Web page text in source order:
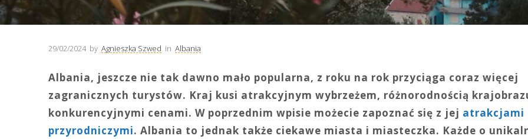
29/02/2024 by Agnieszka Szwed in Albania
Albania, jeszcze nie tak dawno mało popularna, z roku na rok przyciąga coraz więcej
zagranicznych turystów. Kraj kusi atrakcyjnym wybrzeżem, różnorodnością
konkurencyjnymi cenami. W poprzednim wpisie możecie zapoznać się z jej atrakcjami
przyrodniczymi. Albania to jednak także ciekawe miasta i miasteczka. Każde o